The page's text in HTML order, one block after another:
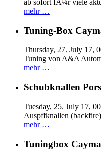
ab sofort fÃ¼r viele
mehr …
Tuning-Box
Thursday, 27. July 17,
Tuning von A&A
mehr …
Schubknallen
Tuesday, 25. July 17,
Auspffknallen
mehr …
Tuningbox